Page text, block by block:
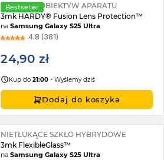
Bestseller
SZKŁO NA OBIEKTYW APARATU
3mk HARDY® Fusion Lens Protection™
naSamsung Galaxy S25 Ultra
4.8 (381)
24,90 zł
Kup do21:00 - Wyślemy dziś
Dodaj do koszyka
NIETŁUKĄCE SZKŁO HYBRYDOWE
3mk FlexibleGlass™
naSamsung Galaxy S25 Ultra